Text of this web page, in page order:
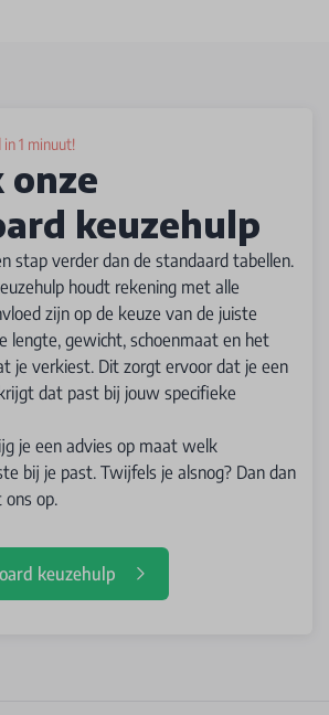
1 minuut!
onze
keuzehulp
stap verder dan de standaard tabellen.
houdt rekening met alle
zijn op de keuze van de juiste
lengte, gewicht, schoenmaat en het
je verkiest. Dit zorgt ervoor dat je een
dat past bij jouw specifieke
je een advies op maat welk
bij je past. Twijfels je alsnog? Dan dan
op.
keuzehulp